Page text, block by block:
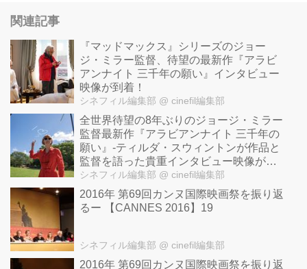
関連記事
『マッドマックス』シリーズのジョー
ジ・ミラー監督、待望の最新作『アラビ
アンナイト 三千年の願い』インタビュー
映像が到着！
シネフィル編集部 @ cinefil編集部
全世界待望の8年ぶりのジョージ・ミラー
監督最新作『アラビアンナイト 三千年の
願い』-ティルダ・スウィントンが作品と
監督を語った貴重インタビュー映像が解
禁！
シネフィル編集部 @ cinefil編集部
2016年 第69回カンヌ国際映画祭を振り返
るー 【CANNES 2016】19
シネフィル編集部 @ cinefil編集部
2016年 第69回カンヌ国際映画祭を振り返